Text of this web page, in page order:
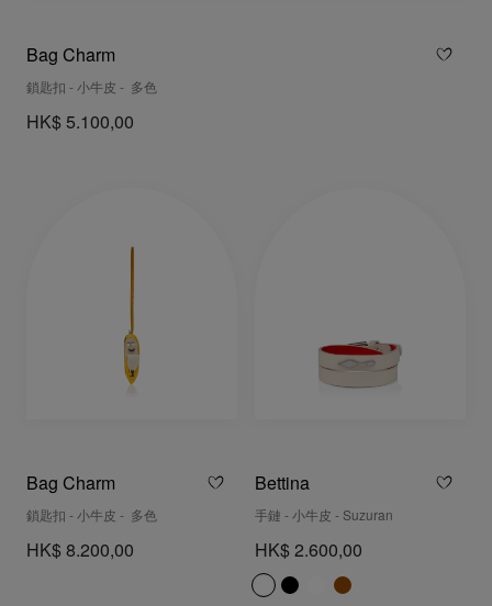
Bag Charm
鎖匙扣 - 小牛皮 - 多色
HK$ 5.100,00
Bag Charm
鎖匙扣 - 小牛皮 - 多色
HK$ 8.200,00
Bettina
手鏈 - 小牛皮 - Suzuran
HK$ 2.600,00